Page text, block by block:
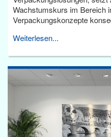
Wachstumskurs im Bereich
Verpackungskonzepte
Weiterlesen...